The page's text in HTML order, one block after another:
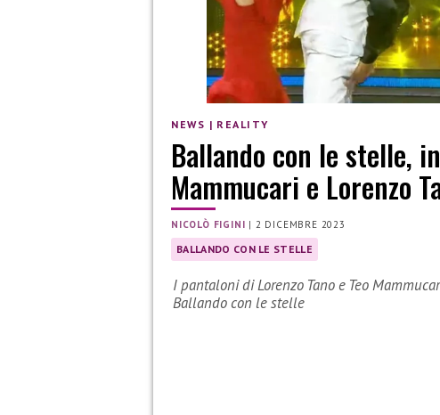
NEWS | REALITY
Ballando con le stelle,
Mammucari e Lorenzo
NICOLÒ FIGINI | 2 DICEMBRE 2023
BALLANDO CON LE STELLE
I pantaloni di Lorenzo Tano e Teo
Ballando con le stelle